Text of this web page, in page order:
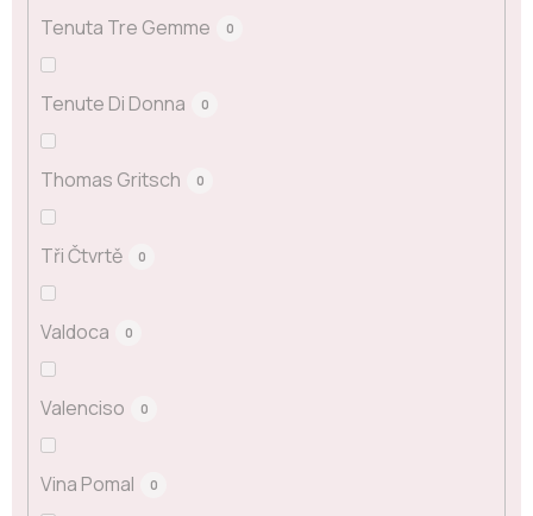
Tenuta Tre Gemme 0
Tenute Di Donna 0
Thomas Gritsch 0
Tři Čtvrtě 0
Valdoca 0
Valenciso 0
Vina Pomal 0